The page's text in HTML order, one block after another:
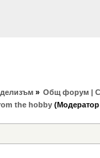
» Общ форум |
the hobby